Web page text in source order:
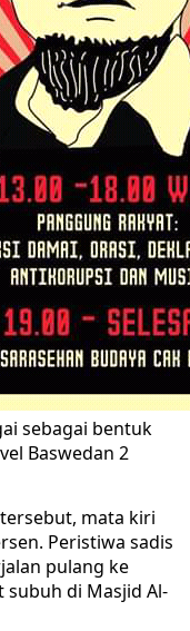
sebagai bentuk
Baswedan 2
mata kiri
Peristiwa sadis
pulang ke
subuh di Masjid Al-